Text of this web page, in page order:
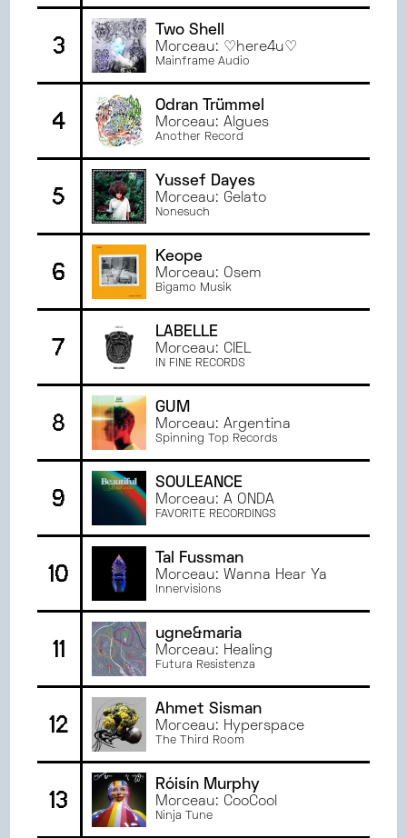
AVRIL2024
MARS2024
FÉVRIER2024
JANVIER2024
DÉCEMBRE2023
NOVEMBRE2023
OCTOBRE2023
SEPTEMBRE2023
JUIN2023
AVRIL2023
MARS2023
FÉVRIER2023
JANVIER2023
2022
2022
AVRIL2022
MARS2022
3
Two Shell
Morceau: ♡here4u♡
Mainframe Audio
4
Odran Trümmel
Morceau: Algues
Another Record
5
Yussef Dayes
Morceau: Gelato
Nonesuch
6
Keope
Morceau: Osem
Bigamo Musik
7
LABELLE
Morceau: CIEL
IN FINÉ RECORDS
8
GUM
Morceau: Argentina
Spinning Top Records
9
SOULEANCE
Morceau: A ONDA
FAVORITE RECORDINGS
10
Tal Fussman
Morceau: Wanna Hear Ya
Innervisions
11
ugne&maria
Morceau: Healing
Futura Resistenza
12
Ahmet Sisman
Morceau: Hyperspace
The Third Room
13
Róisín Murphy
Morceau: CooCool
Ninja Tune